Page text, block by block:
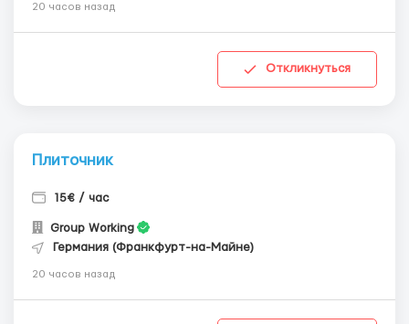
20 часов назад
Откликнуться
Плиточник
15€ / час
Group Working
Германия (Франкфурт-на-Майне)
20 часов назад